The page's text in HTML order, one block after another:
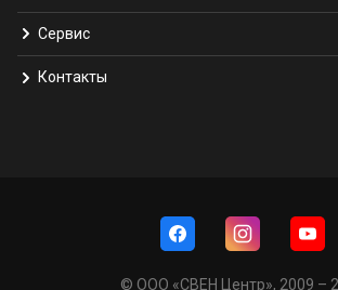
Сервис
Контакты
© ООО «СВЕН Центр», 2009 –